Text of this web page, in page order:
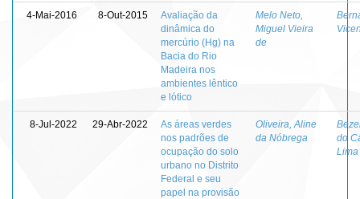
4-Mai-2016 8-Out-2015
Avaliação da
dinâmica do
mercúrio (Hg) na
Bacia do Rio
Madeira nos
ambientes lêntico
e lótico
Melo Neto,
Miguel Vieira
de
8-Jul-2022 29-Abr-2022
As áreas verdes
nos padrões de
ocupação do solo
urbano no Distrito
Federal e seu
papel na provisão
Oliveira, Aline
da Nóbrega
do
Lima